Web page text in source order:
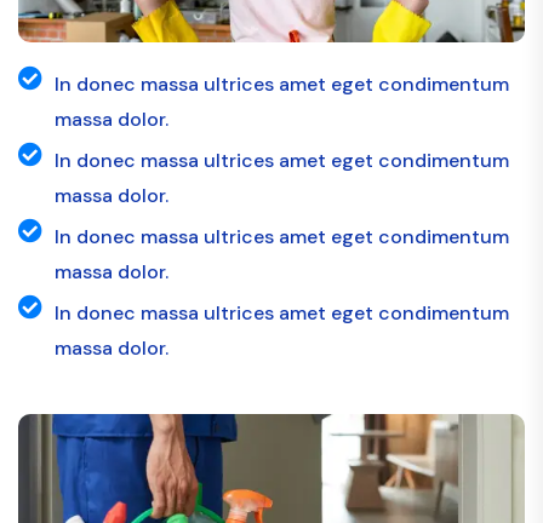
In donec massa ultrices amet eget condimentum
massa dolor.
In donec massa ultrices amet eget condimentum
massa dolor.
In donec massa ultrices amet eget condimentum
massa dolor.
In donec massa ultrices amet eget condimentum
massa dolor.